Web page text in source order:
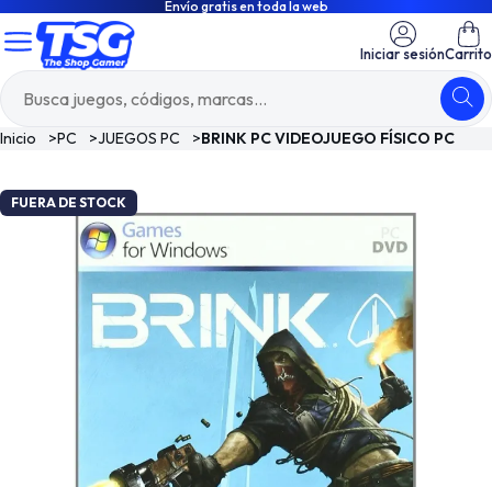
Envío gratis en toda la web
Iniciar sesiónCarrito
Inicio >PC >JUEGOS PC >BRINK PC VIDEOJUEGO FÍSICO PC
FUERA DE STOCK